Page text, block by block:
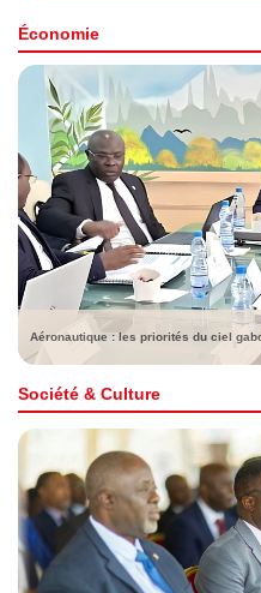
Économie
Société & Culture
Aéronautique : les priorités du ciel